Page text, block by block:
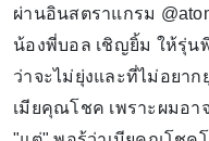
ผ่านอินสตราแกรม
น้องพี่บอล เชิญยิ้ม ให้รุ่
ว่าจะไม่ยุ่งและที่ไม่อยา
เมียคุณโชค เพราะผมอ